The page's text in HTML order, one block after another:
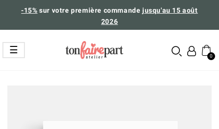
-15% sur votre première commandejusqu'au 15 août
2026
Basculer
la
navigation
☰